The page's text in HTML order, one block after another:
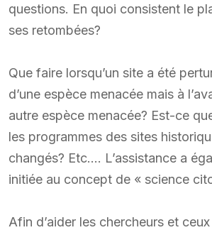
questions. En quoi consistent le
ses retombées?
Que faire lorsqu’un site a été
d’une espèce menacée mais à
autre espèce menacée? Est-ce
les programmes des sites
changés? Etc.… L’assistance a
initiée au concept de « science
Afin d’aider les chercheurs et